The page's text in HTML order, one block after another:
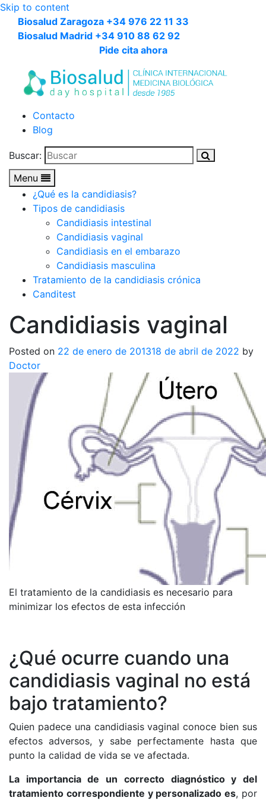
Skip to content
Biosalud Zaragoza +34 976 22 11 33
Biosalud Madrid +34 910 88 62 92
Pide cita ahora
Contacto
Blog
Buscar:
Menu
¿Qué es la candidiasis?
Tipos de candidiasis
Candidiasis intestinal
Candidiasis vaginal
Candidiasis en el embarazo
Candidiasis masculina
Tratamiento de la candidiasis crónica
Canditest
Candidiasis vaginal
Posted on 22 de enero de 201318 de abril de 2022 by
Doctor
El tratamiento de la candidiasis es necesario para
minimizar los efectos de esta infección
¿Qué ocurre cuando una
candidiasis vaginal no está
bajo tratamiento?
Quien padece una candidiasis vaginal conoce bien sus
efectos adversos, y sabe perfectamente hasta que
punto la calidad de vida se ve afectada.
La importancia de un correcto diagnóstico y del
tratamiento correspondiente y personalizado es, por